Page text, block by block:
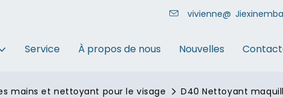
vivienne@
Service À propos de nous Nouvelles
mains et nettoyant pour le visage D40 Nettoyant